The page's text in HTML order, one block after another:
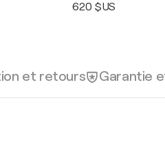
620 $US
et retours Garantie